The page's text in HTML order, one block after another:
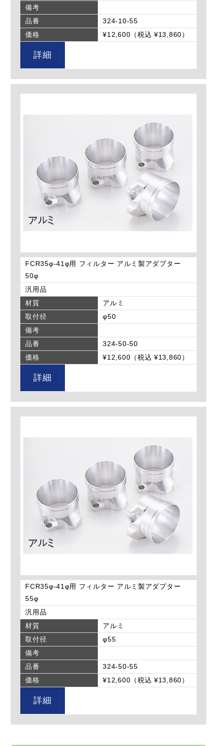
備考
品番
324-10-55
価格
¥12,600（税込 ¥13,860）
詳細
FCR35φ-41φ用 フィルター アルミ製アダプター
50φ
汎用品
材質
アルミ
取付径
φ50
備考
品番
324-50-50
価格
¥12,600（税込 ¥13,860）
詳細
FCR35φ-41φ用 フィルター アルミ製アダプター
55φ
汎用品
材質
アルミ
取付径
φ55
備考
品番
324-50-55
価格
¥12,600（税込 ¥13,860）
詳細